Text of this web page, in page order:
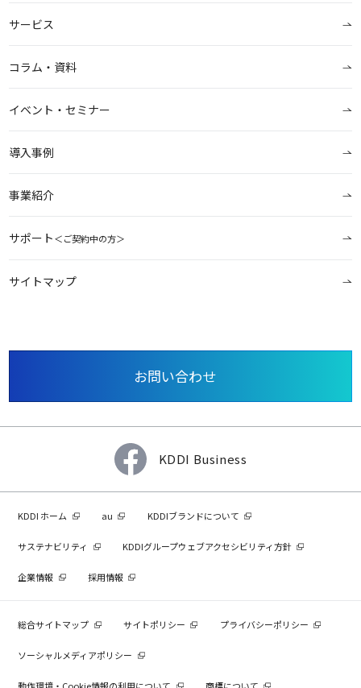
サービス
コラム・資料
イベント・セミナー
導入事例
事業紹介
サポート＜ご契約中の方＞
サイトマップ
お問い合わせ
KDDI Business
KDDI ホーム au KDDIブランドについて
サステナビリティ KDDIグループウェブアクセシビリティ方針
企業情報 採用情報
総合サイトマップ サイトポリシー プライバシーポリシー
ソーシャルメディアポリシー
動作環境・Cookie情報の利用について 商標について